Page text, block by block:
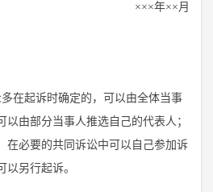
××月
起诉时确定的，可以由全体当事
以由部分当事人推选自己的代表人；
在必要的共同诉讼中可以自己参加诉
另行起诉。